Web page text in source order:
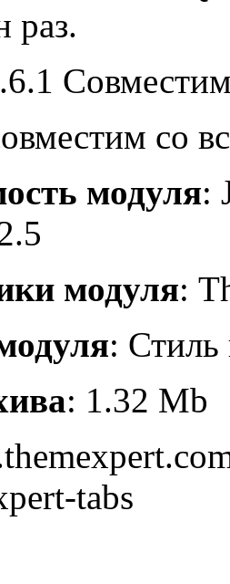
раз.
со
модуля:
модуля:
: Стиль
: 1.32 Mb
tabs